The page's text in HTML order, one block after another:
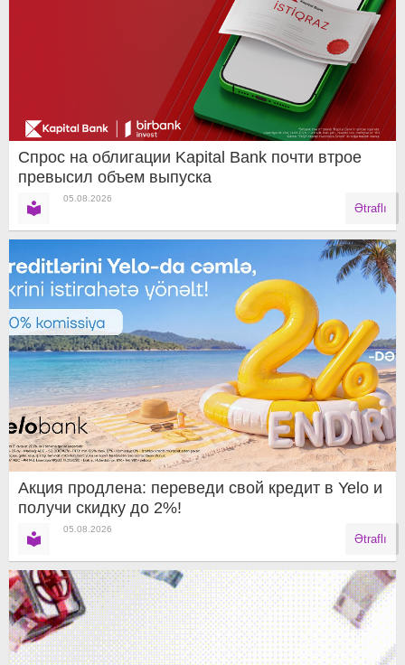
Спрос на облигации Kapital Bank почти втрое
превысил объем выпуска
05.08.2026
Ətraflı
Акция продлена: переведи свой кредит в Yelo и
получи скидку до 2%!
05.08.2026
Ətraflı